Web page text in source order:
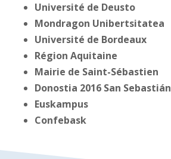
Université de Deusto
Mondragon Unibertsitatea
Université de Bordeaux
Région Aquitaine
Mairie de Saint-Sébastien
Donostia 2016 San Sebastián
Euskampus
Confebask